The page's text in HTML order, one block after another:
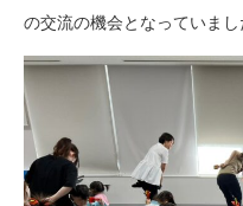
の交流の機会となっていまし